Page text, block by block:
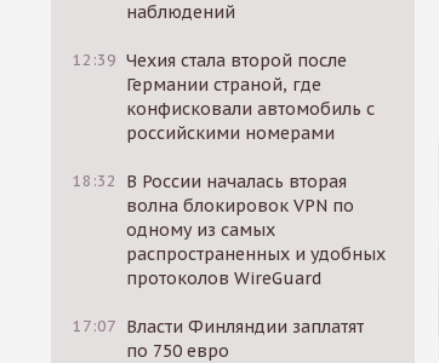
наблюдений
12:39 Чехия стала второй после
Германии страной, где
конфисковали автомобиль с
российскими номерами
18:32
В России началась вторая
волна блокировок VPN по
одному из самых
распространенных и удобных
протоколов WireGuard
17:07 Власти Финляндии заплатят
по 750 евро